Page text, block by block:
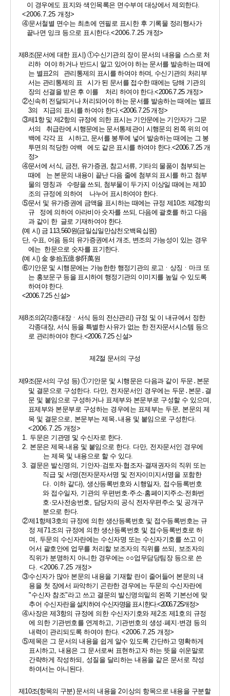
이 경우에도 표지와 색인목록은 면수부여 대상에서 제외한다.
<2006.7.25 개정>
④문서철별 면수는 최초에 연필로 표시한 후 기록물 정리행사가
끝나면 잉크 등으로 표시한다.<2006.7.25 개정>
제8조(문서에 대한 표시) ①수신기관의 장이 문서의 내용을 스스로 처
리하  여야 하거나 반드시 알고 있어야 하는 문서를 발송하는 때에
는 별표2의   관리통제의 표시를 하여야 하며, 수신기관의 처리부
서는 관리통제의 표   시가 된 문서를 접수한 때에는 당해 기관의
장의 선결을 받은 후 이를    처리 하여야 한다.<2006.7.25 개정>
②신속히 전달되거나 처리되어야 하는 문서를 발송하는 때에는 별표
3의   지급의 표시를 하여야 한다.<2006.7.25 개정>
③제1항 및 제2항의 규정에 의한 표시는 기안문에는 기안자가 그문
서의   취급란에 시행문에는 문서통제관이 시행문의 왼쪽 위의 여
백에 각각 표   시하고, 문서를 봉투에 넣어 발송하는 때에는 그 봉
투면의 적당한 여백   에도 같은 표시를 하여야 한다.<2006.7.25 개
정>
④문서에 서식, 금전, 유가증권, 참고서류, 기타의 물품이 첨부되는
때에   는 본문의 내용이 끝난 다음 줄에 첨부의 표시를 하고 첨부
물의 명칭과   수량을 쓰되, 첨부물이 두가지 이상일 때에는 제 10
조의 규정에 의하여    나누어 표시하여야 한다.
⑤문서 및 유가증권에 금액을 표시하는 때에는 규정 제10조 제2항의
규   정에 의하여 아라비아 숫자를 쓰되, 다음에 괄호를 하고 다음
과 같이 한  글로 기재하여야 한다.
(예 시) 금 113,560원(금일십일만삼천오백육십원)
단, 수표, 어음 등의 유가증권에서 개조, 변조의 가능성이 있는 경우
에는  한문으로 숫자를 표기한다.
(예 시) 金 參拾五億參阡萬원
⑥기안문 및 시행문에는 가능한한 행정기관의 로고ㆍ상징ㆍ마크 또
는 홍보문구 등을 표시하여 행정기관의 이미지를 높일 수 있도록
하여야 한다.
<2006.7.25 신설>
제8조의2(각종대장ㆍ서식 등의 전산관리) 규정 및 이 내규에서 정한
각종대장, 서식 등을 특별한 사유가 없는 한 전자문서시스템 등으
로 관리하여야 한다.<2006.7.25 신설>
제2절 문서의 구성
제9조(문서의 구성 등) ①기안문 및 시행문은 다음과 같이 두문 ․ 본문
및 결문으로 구성한다. 다만, 전자문서인 경우에는 두문 ․ 본문 ․ 결
문 및 붙임으로 구성하거나 표제부와 본문부로 구성할 수 있으며
표제부와 본문부로 구성하는 경우에는 표제부는 두문, 본문의 제
목 및 결문으로, 본문부는 제목․내용 및 붙임으로 구성한다.
<2006.7.25 개정>
1. 두문은 기관명 및 수신자로 한다.
2. 본문은 제목·내용 및 붙임으로 한다. 다만, 전자문서인 경우에
는 제목 및 내용으로 할 수 있다.
3. 결문은 발신명의, 기안자·검토자·협조자·결재권자의 직위 또는
직급 및 서명(전자문자서명 및 전자이미지서명을 포함한
다. 이하 같다), 생산등록번호와 시행일자, 접수등록번호
와 접수일자, 기관의 우편번호·주소·홈페이지주소·전화번
호·모사전송번호, 담당자의 공식 전자우편주소 및 공개구
분으로 한다.
②제 1항제3호의 규정에 의한 생산등록번호 및 접수등록번호는 규
정 제71조의 규정에 의한 생산등록번호 및 접수등록번호로 하
며 , 두문의 수신자란에는 수신자명 또는 수신자기호를 쓰고 이
어서 괄호안에 업무를 처리할 보조자의 직위를 쓰되 , 보조자의
직위가 분명하지 아니한 경우에는 ○○업무담당팀장 등으로 쓴
다. <2006.7.25 개정>
③수신자가 많아 본문의 내용을 기재할 란이 줄어들어 본문의 내
"수신자 참조"라고 쓰고 결문의 발신명의밑의 왼쪽 기본선에 맞
추어 수신자란을 설치하여 수신자명을 표시한다.<2006.7.25개정>
④사장은 제3항의 규정에 의한 수신자기호와 제2조 제1호의 규정
에 의한 기관번호를 연계하고, 기관번호의 생성 ·폐지 ·변경 등의
내력이 관리되도록 하여야 한다. <2006.7.25 개정>
⑤제목은 그 문서의 내용을 쉽게 알수 있도록 간단하고 명확하게
표시하고, 내용은 그 문서로써 표현하고자 하는 뜻을 쉬운말로
간략하게 작성하되 , 성질을 달리하는 내용을 같은 문서로 작성
하여서는 아니된다.
제10조(항목의 구분) 문서의 내용을 2이상의 항목으로 내용을 구분할